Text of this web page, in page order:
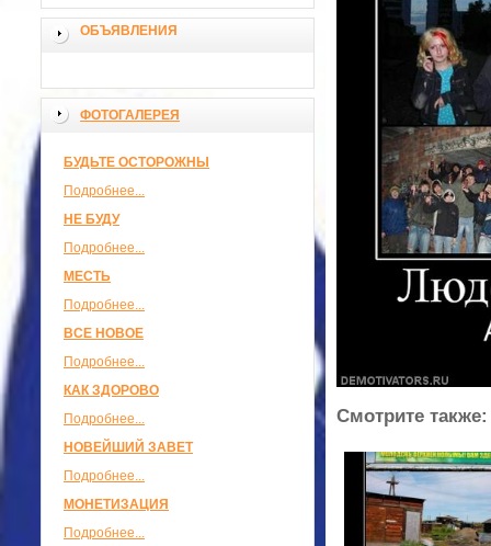
ОБЪЯВЛЕНИЯ
ФОТОГАЛЕРЕЯ
БУДЬТЕ ОСТОРОЖНЫ
Подробнее...
НЕ БУДУ
Подробнее...
МЕСТЬ
Подробнее...
ВСЕ НОВОЕ
Подробнее...
КАК ЗДОРОВО
Подробнее...
НОВЕЙШИЙ ЗАВЕТ
Подробнее...
МОНЕТИЗАЦИЯ
Подробнее...
Смотрите также: